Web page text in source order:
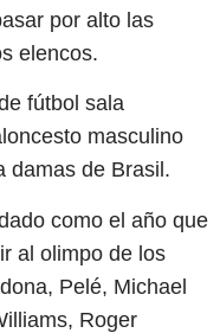
por alto las
elencos.
fútbol sala
masculino
damas de Brasil.
como el año que
al olimpo de los
Pelé, Michael
Roger